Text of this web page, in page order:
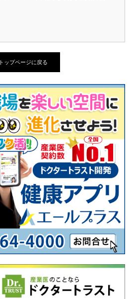
トップページに戻る